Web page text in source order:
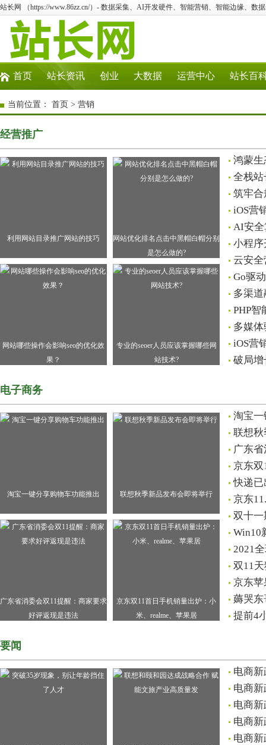
站长网 （https://www.86zz.cn/）- 数据采集、AI开发硬件、智能营销、智能边缘、数
首页 站长资讯 创业 大数据 运营中心 站长百
当前位置： 首页 > 营销
经营推广
利用网站目录推广网站的技巧
网站优化排名点击中黑帽白帽分别
是怎么做的?
网站哪些操作会影响seo的优化效
果？
专业的seoer人员应该掌握哪些网
站技术?
鸿蒙
全栈
筑牢
iOS营
AI安全
小程
云安
Go驱
多渠
PHP
多媒
iOS营
破局
电子商务
淘宝一键分享购物车功能推出 联想秋季新品发布会即将举行
广东省消委会双11提醒：商家要求
好评返现是违法
京东双11首日手机销量出炉：小
米、realme、苹果居
淘宝
联想
广东
京东双
快递已
京东
双十一
Win10
2021
双11
京东苹
薅哭
提前4
要闻
电商
电商
电商
电商
电商